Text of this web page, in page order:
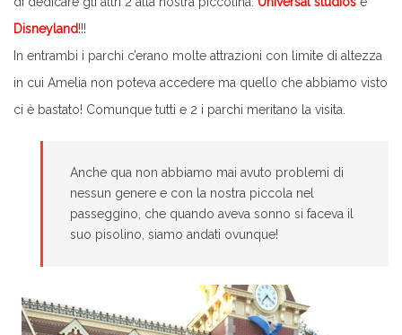
Disneyland!!!
In entrambi i parchi c’erano molte attrazioni con limite di altezza
in cui Amelia non poteva accedere ma quello che abbiamo visto
ci è bastato! Comunque tutti e 2 i parchi meritano la visita.
Anche qua non abbiamo mai avuto problemi di
nessun genere e con la nostra piccola nel
passeggino, che quando aveva sonno si faceva il
suo pisolino, siamo andati ovunque!